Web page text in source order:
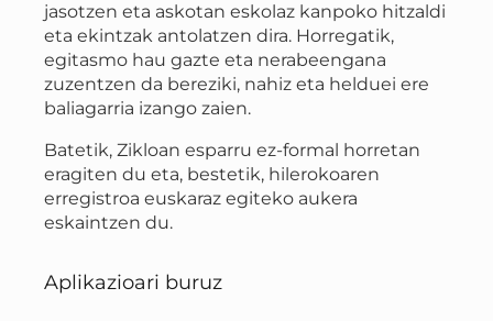
jasotzen eta askotan eskolaz kanpoko hitzaldi
eta ekintzak antolatzen dira. Horregatik,
egitasmo hau gazte eta nerabeengana
zuzentzen da bereziki, nahiz eta helduei ere
baliagarria izango zaien.
Batetik, Zikloan esparru ez-formal horretan
eragiten du eta, bestetik, hilerokoaren
erregistroa euskaraz egiteko aukera
eskaintzen du.
Aplikazioari buruz